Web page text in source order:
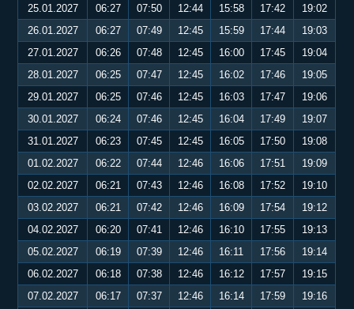
25.01.2027
06:27 07:50 12:44 15:58 17:42
19:02
26.01.2027
06:27 07:49 12:45 15:59 17:44
19:03
27.01.2027
06:26 07:48 12:45 16:00 17:45
19:04
28.01.2027
06:25 07:47 12:45 16:02 17:46
19:05
29.01.2027
06:25 07:46 12:45 16:03 17:47
19:06
30.01.2027
06:24 07:46 12:45 16:04 17:49
19:07
31.01.2027
06:23 07:45 12:45 16:05 17:50
19:08
01.02.2027
06:22 07:44 12:46 16:06 17:51
19:09
02.02.2027
06:21 07:43 12:46 16:08 17:52
19:10
03.02.2027
06:21 07:42 12:46 16:09 17:54
19:12
04.02.2027
06:20 07:41 12:46 16:10 17:55
19:13
05.02.2027
06:19 07:39 12:46 16:11 17:56
19:14
06.02.2027
06:18 07:38 12:46 16:12 17:57
19:15
07.02.2027
06:17 07:37 12:46 16:14 17:59
19:16